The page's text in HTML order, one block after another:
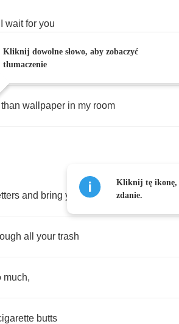
wait for you
no escape
than wallpaper in my room
and bring you gifts
all your trash
much,
butts
Kliknij dowolne słowo, aby zobaczyć
tłumaczenie
Kliknij tę ikonę,
zdanie.